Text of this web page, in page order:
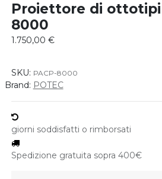
Proiettore di ottotipi
8000
1.750,00 €
SKU: PACP-8000
Brand: POTEC
giorni soddisfatti o rimborsati
Spedizione gratuita sopra 400€